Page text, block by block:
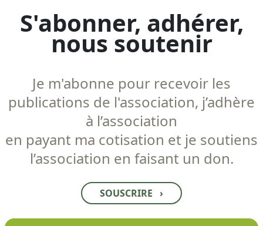
S'abonner, adhérer,
nous soutenir
Je m'abonne pour recevoir les
publications de l'association, j’adhère
à l’association
en payant ma cotisation et je soutiens
l’association en faisant un don.
SOUSCRIRE ›